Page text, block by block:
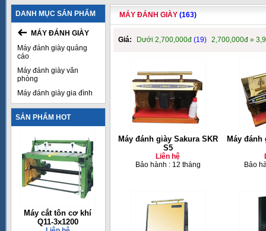
DANH MỤC SẢN PHẨM
MÁY ĐÁNH GIÀY
Máy đánh giày quảng
cáo
Máy đánh giày văn
phòng
Máy đánh giày gia đình
SẢN PHẨM HOT
Máy cắt tôn cơ khí
Q11-3x1200
MÁY ĐÁNH GIÀY (163)
Giá: Dưới 2,700,000đ (19) 2,700,000đ »
Máy đánh giày Sakura SKR
S5
Liên hệ
Bảo hành : 12 tháng
Máy đánh
Bảo